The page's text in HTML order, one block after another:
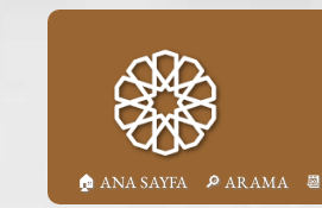
🏠︎ ANA SAYFA 🔎︎ ARAMA